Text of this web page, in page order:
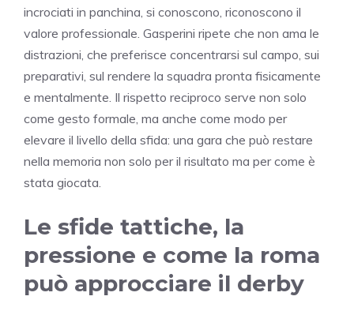
incrociati in panchina, si conoscono, riconoscono il
valore professionale. Gasperini ripete che non ama le
distrazioni, che preferisce concentrarsi sul campo, sui
preparativi, sul rendere la squadra pronta fisicamente
e mentalmente. Il rispetto reciproco serve non solo
come gesto formale, ma anche come modo per
elevare il livello della sfida: una gara che può restare
nella memoria non solo per il risultato ma per come è
stata giocata.
Le sfide tattiche, la
pressione e come la roma
può approcciare il derby